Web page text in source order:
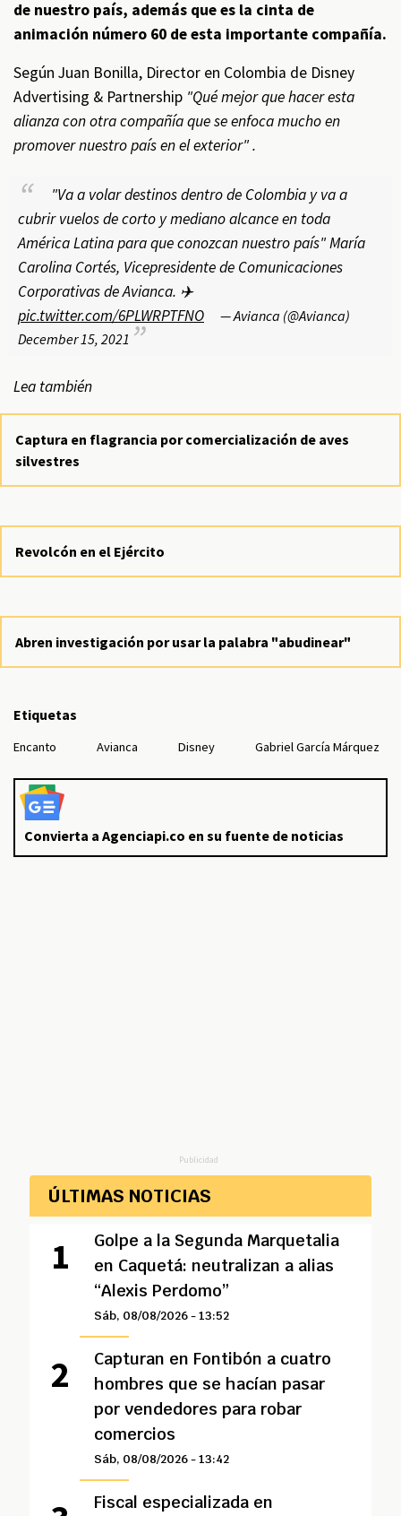
de nuestro país, además que es la cinta de
animación número 60 de esta importante compañía.
Según Juan Bonilla, Director en Colombia de Disney
Advertising & Partnership "Qué mejor que hacer esta
alianza con otra compañía que se enfoca mucho en
promover nuestro país en el exterior" .
"Va a volar destinos dentro de Colombia y va a
cubrir vuelos de corto y mediano alcance en toda
América Latina para que conozcan nuestro país" María
Carolina Cortés, Vicepresidente de Comunicaciones
Corporativas de Avianca. ✈️
pic.twitter.com/6PLWRPTFNO
— Avianca (@Avianca)
December 15, 2021
Lea también
Captura en flagrancia por comercialización de aves
silvestres
Revolcón en el Ejército
Abren investigación por usar la palabra "abudinear"
Etiquetas
Encanto Avianca Disney Gabriel García Márquez
Convierta a Agenciapi.co en su fuente de noticias
Publicidad
ÚLTIMAS NOTICIAS
Golpe a la Segunda Marquetalia
en Caquetá: neutralizan a alias
“Alexis Perdomo”
Sáb, 08/08/2026 - 13:52
Capturan en Fontibón a cuatro
hombres que se hacían pasar
por vendedores para robar
comercios
Sáb, 08/08/2026 - 13:42
Fiscal especializada en